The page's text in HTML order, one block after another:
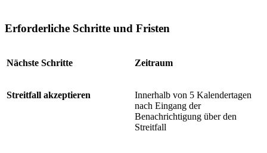
Erforderliche Schritte und Fristen
Nächste Schritte Zeitraum
Streitfall akzeptieren
Innerhalb von 5 Kalendertagen
nach Eingang der
Benachrichtigung über den
Streitfall